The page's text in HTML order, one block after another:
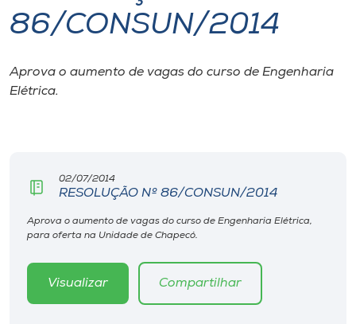
I.nova
Diplomados
CPA
Biblioteca
Editora
86/CONSUN/2014
Aprova o aumento de vagas do curso de Engenharia
Elétrica.
02/07/2014
RESOLUÇÃO Nº 86/CONSUN/2014
Aprova o aumento de vagas do curso de Engenharia Elétrica,
para oferta na Unidade de Chapecó.
Visualizar Compartilhar